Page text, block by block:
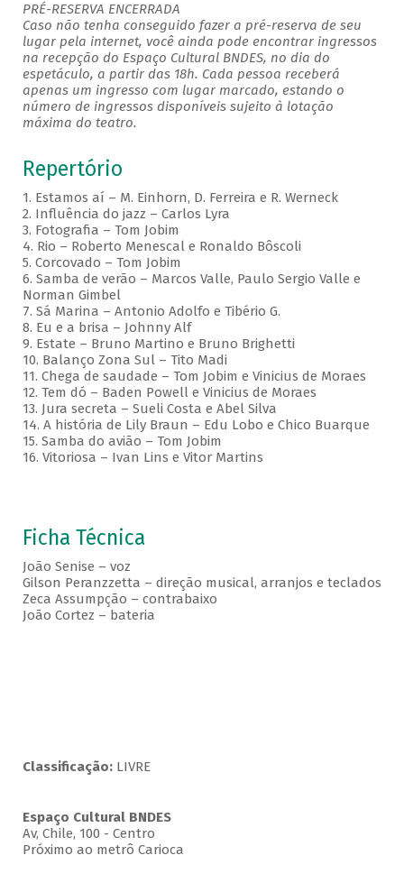
PRÉ-RESERVA ENCERRADA
Caso não tenha conseguido fazer a pré-reserva de seu
lugar pela internet, você ainda pode encontrar ingressos
na recepção do Espaço Cultural BNDES, no dia do
espetáculo, a partir das 18h. Cada pessoa receberá
apenas um ingresso com lugar marcado, estando o
número de ingressos disponíveis sujeito à lotação
máxima do teatro.
Repertório
1. Estamos aí – M. Einhorn, D. Ferreira e R. Werneck
2. Influência do jazz – Carlos Lyra
3. Fotografia – Tom Jobim
4. Rio – Roberto Menescal e Ronaldo Bôscoli
5. Corcovado – Tom Jobim
6. Samba de verão – Marcos Valle, Paulo Sergio Valle e
Norman Gimbel
7. Sá Marina – Antonio Adolfo e Tibério G.
8. Eu e a brisa – Johnny Alf
9. Estate – Bruno Martino e Bruno Brighetti
10. Balanço Zona Sul – Tito Madi
11. Chega de saudade – Tom Jobim e Vinicius de Moraes
12. Tem dó – Baden Powell e Vinicius de Moraes
13. Jura secreta – Sueli Costa e Abel Silva
14. A história de Lily Braun – Edu Lobo e Chico Buarque
15. Samba do avião – Tom Jobim
16. Vitoriosa – Ivan Lins e Vitor Martins
Ficha Técnica
João Senise – voz
Gilson Peranzzetta – direção musical, arranjos e teclados
Zeca Assumpção – contrabaixo
João Cortez – bateria
Classificação: LIVRE
Espaço Cultural BNDES
Av, Chile, 100 - Centro
Próximo ao metrô Carioca